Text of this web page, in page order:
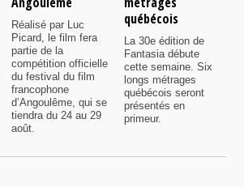
Réalisé par Luc
Picard, le film fera
partie de la
compétition officielle
du festival du film
francophone
d’Angoulême, qui se
tiendra du 24 au 29
août.
québécois
La 30e édition de
Fantasia débute
cette semaine. Six
longs métrages
québécois seront
présentés en
primeur.